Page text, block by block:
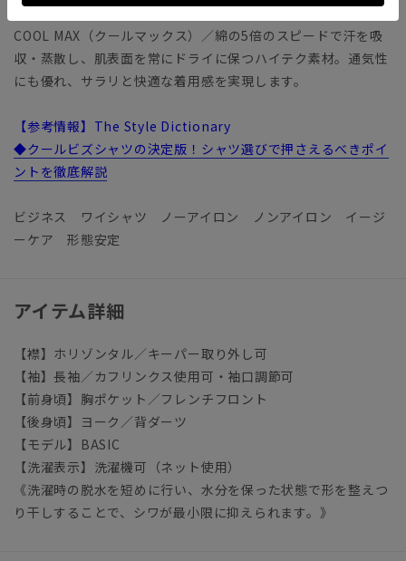
向上。
COOL MAX（クールマックス）／綿の5倍のスピードで汗を吸
収・蒸散し、肌表面を常にドライに保つハイテク素材。通気性
にも優れ、サラリと快適な着用感を実現します。
【参考情報】The Style Dictionary
◆クールビズシャツの決定版！シャツ選びで押さえるべきポイ
ントを徹底解説
ビジネス ワイシャツ ノーアイロン ノンアイロン イージ
ーケア 形態安定
アイテム詳細
【襟】ホリゾンタル／キーパー取り外し可
【袖】長袖／カフリンクス使用可・袖口調節可
【前身頃】胸ポケット／フレンチフロント
【後身頃】ヨーク／背ダーツ
【モデル】BASIC
【洗濯表示】洗濯機可（ネット使用）
《洗濯時の脱水を短めに行い、水分を保った状態で形を整えつ
り干しすることで、シワが最小限に抑えられます。》